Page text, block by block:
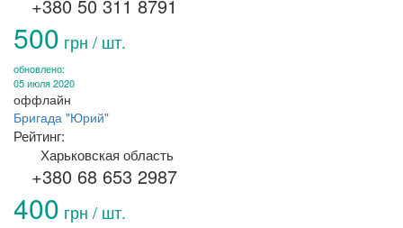
+380 50 311 8791
500 грн / шт.
обновлено:
05 июля 2020
оффлайн
Бригада "Юрий"
Рейтинг:
Харьковская область
+380 68 653 2987
400 грн / шт.